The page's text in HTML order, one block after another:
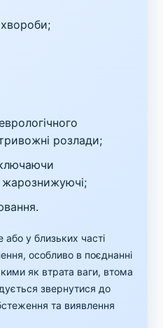
хвороби;
розлади;
жарознижуючі;
у близьких часті
особливо в поєднанні
як втрата ваги, втома
звернутися до
та виявлення